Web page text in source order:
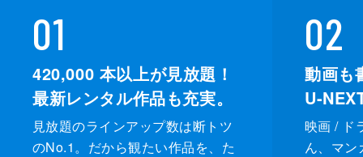
01
420,000 本以上が見放題！
最新レンタル作品も充実。
見放題のラインアップ数は断トツ
のNo.1。だから観たい作品を、た
02
動画も
U-
映画 / ド
ん、マン